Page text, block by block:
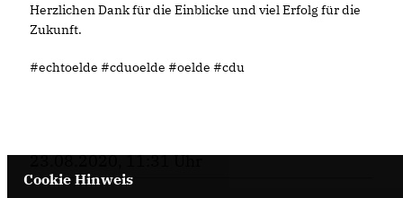
Herzlichen Dank für die Einblicke und viel Erfolg für die
Zukunft.
#echtoelde #cduoelde #oelde #cdu
23.08.2020, 11:31 Uhr
Cookie Hinweis